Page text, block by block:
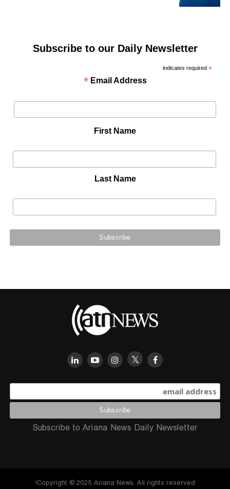
Subscribe to our Daily Newsletter
*
indicates required
Email Address
*
First Name
Last Name
Subscribe to Ariana News Daily Newsletter
Copyright © 2025 Ariana News. All rights reserved!